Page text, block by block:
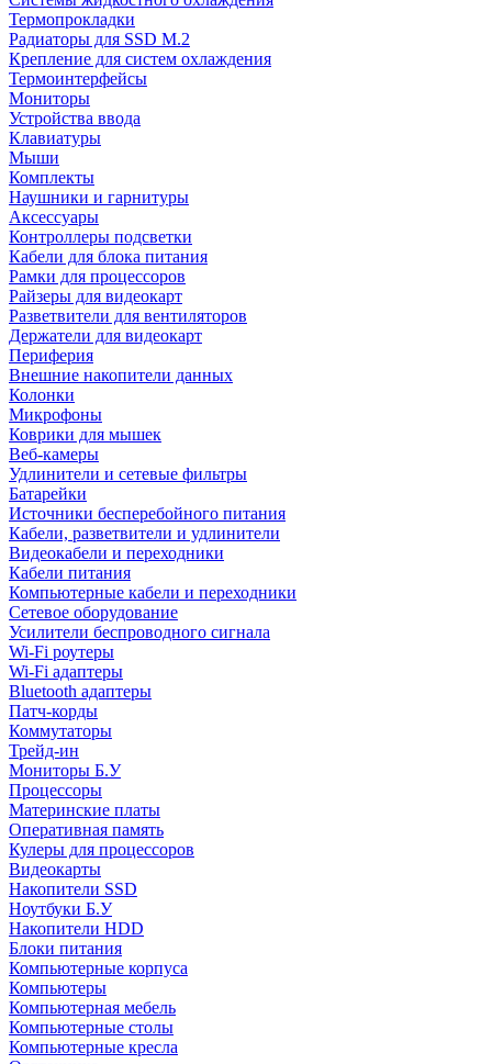
Термопрокладки
Радиаторы для SSD M.2
Крепление для систем охлаждения
Термоинтерфейсы
Мониторы
Устройства ввода
Клавиатуры
Мыши
Комплекты
Наушники и гарнитуры
Аксессуары
Контроллеры подсветки
Кабели для блока питания
Рамки для процессоров
Райзеры для видеокарт
Разветвители для вентиляторов
Держатели для видеокарт
Периферия
Внешние накопители данных
Колонки
Микрофоны
Коврики для мышек
Веб-камеры
Удлинители и сетевые фильтры
Батарейки
Источники бесперебойного питания
Кабели, разветвители и удлинители
Видеокабели и переходники
Кабели питания
Компьютерные кабели и переходники
Сетевое оборудование
Усилители беспроводного сигнала
Wi-Fi роутеры
Wi-Fi адаптеры
Bluetooth адаптеры
Патч-корды
Коммутаторы
Трейд-ин
Мониторы Б.У
Процессоры
Материнские платы
Оперативная память
Кулеры для процессоров
Видеокарты
Накопители SSD
Ноутбуки Б.У
Накопители HDD
Блоки питания
Компьютерные корпуса
Компьютеры
Компьютерная мебель
Компьютерные столы
Компьютерные кресла